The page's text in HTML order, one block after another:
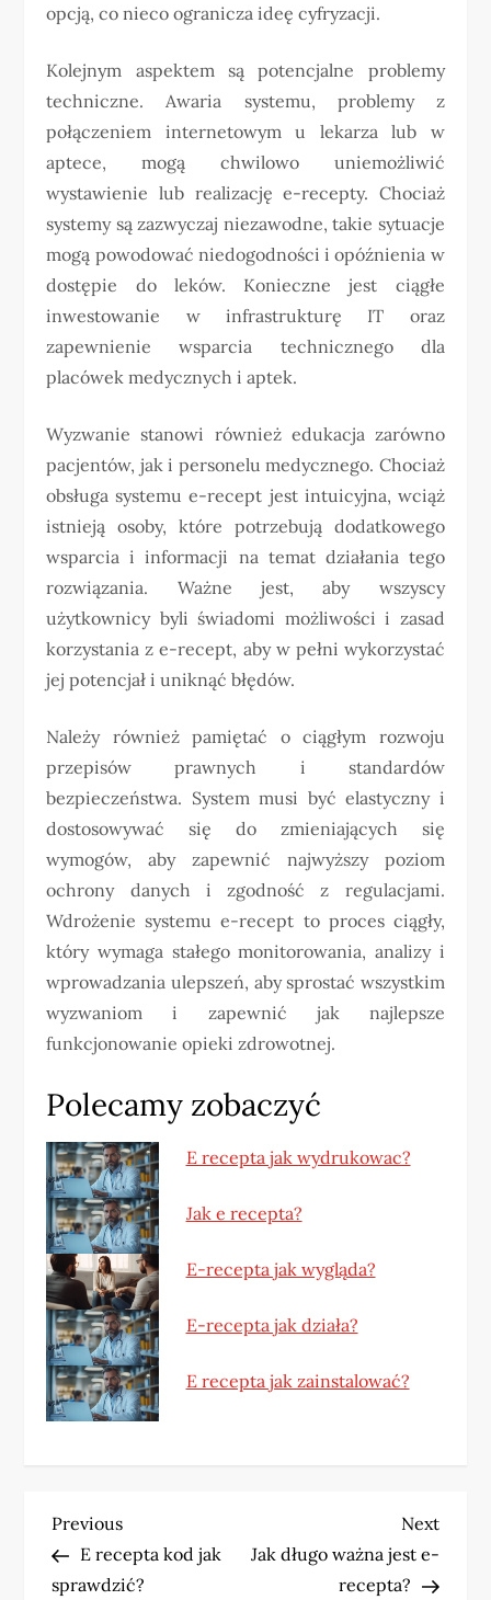
opcją, co nieco ogranicza ideę cyfryzacji.
Kolejnym aspektem są potencjalne problemy
techniczne. Awaria systemu, problemy z
połączeniem internetowym u lekarza lub w
aptece, mogą chwilowo uniemożliwić
wystawienie lub realizację e-recepty. Chociaż
systemy są zazwyczaj niezawodne, takie sytuacje
mogą powodować niedogodności i opóźnienia w
dostępie do leków. Konieczne jest ciągłe
inwestowanie w infrastrukturę IT oraz
zapewnienie wsparcia technicznego dla
placówek medycznych i aptek.
Wyzwanie stanowi również edukacja zarówno
pacjentów, jak i personelu medycznego. Chociaż
obsługa systemu e-recept jest intuicyjna, wciąż
istnieją osoby, które potrzebują dodatkowego
wsparcia i informacji na temat działania tego
rozwiązania. Ważne jest, aby wszyscy
użytkownicy byli świadomi możliwości i zasad
korzystania z e-recept, aby w pełni wykorzystać
jej potencjał i uniknąć błędów.
Należy również pamiętać o ciągłym rozwoju
przepisów prawnych i standardów
bezpieczeństwa. System musi być elastyczny i
dostosowywać się do zmieniających się
wymogów, aby zapewnić najwyższy poziom
ochrony danych i zgodność z regulacjami.
Wdrożenie systemu e-recept to proces ciągły,
który wymaga stałego monitorowania, analizy i
wprowadzania ulepszeń, aby sprostać wszystkim
wyzwaniom i zapewnić jak najlepsze
funkcjonowanie opieki zdrowotnej.
Polecamy zobaczyć
E recepta jak wydrukowac?
Jak e recepta?
E-recepta jak wygląda?
E-recepta jak działa?
E recepta jak zainstalować?
N
a
Previous
Post
Previous
E recepta kod jak
sprawdzić?
Next
Post
Next
Jak długo ważna jest e-
recepta?